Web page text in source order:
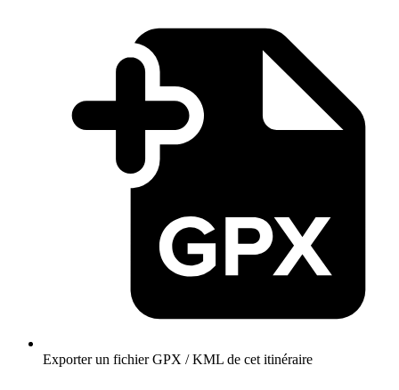
Exporter un fichier GPX / KML de cet itinéraire